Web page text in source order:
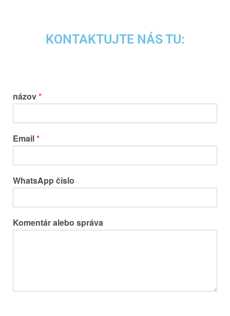
KONTAKTUJTE NÁS TU:
názov*
Email*
WhatsApp číslo
Komentár alebo správa